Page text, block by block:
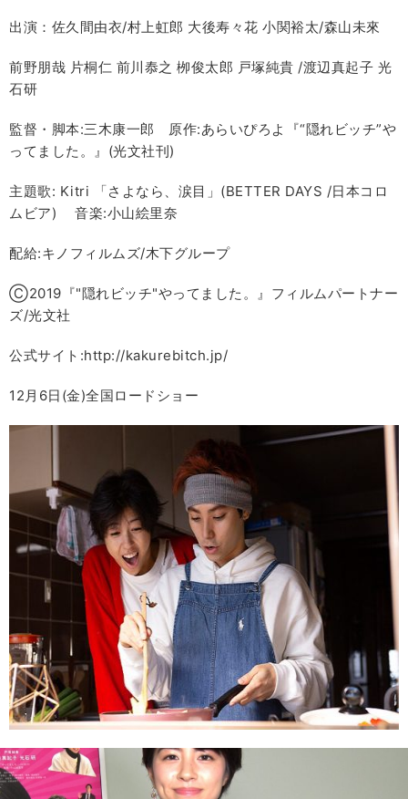
出演：佐久間由衣/村上虹郎 大後寿々花 小関裕太/森山未來
前野朋哉 片桐仁 前川㤗之 栁俊太郎 戸塚純貴 /渡辺真起子 光
石研
監督・脚本:三木康一郎 原作:あらいぴろよ『“隠れビッチ”や
ってました。』(光文社刊)
主題歌: Kitri 「さよなら、涙目」(BETTER DAYS /日本コロ
ムビア) 音楽:小山絵里奈
配給:キノフィルムズ/木下グループ
Ⓒ2019『"隠れビッチ"やってました。』フィルムパートナー
ズ/光文社
公式サイト:http://kakurebitch.jp/
12月6日(金)全国ロードショー